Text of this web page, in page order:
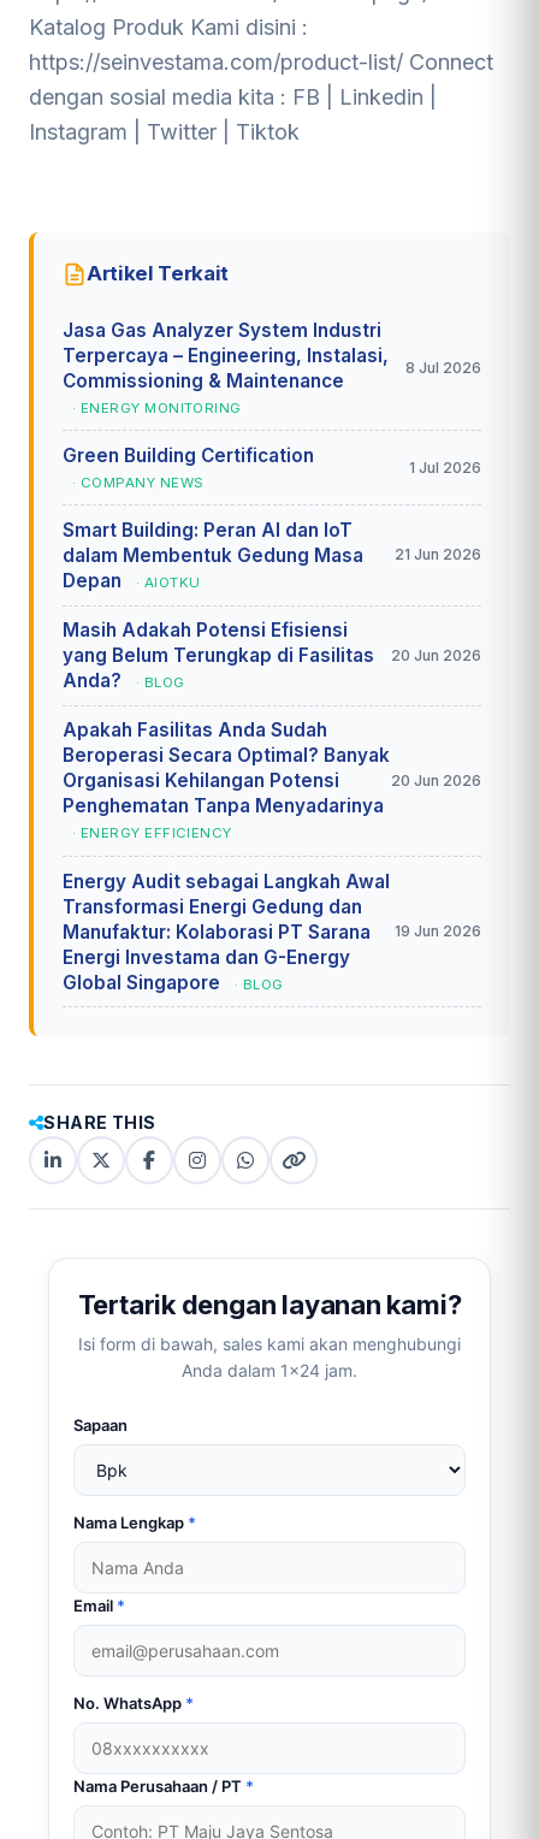
Katalog Produk Kami disini :
https://seinvestama.com/product-list/ Connect
dengan sosial media kita : FB Linkedin
Instagram
Twitter Tiktok
Artikel Terkait
Jasa Gas Analyzer System Industri
Terpercaya – Engineering, Instalasi,
Commissioning & Maintenance
· ENERGY MONITORING
8 Jul 2026
Green Building Certification
· COMPANY NEWS
1 Jul 2026
Smart Building: Peran AI dan IoT
dalam Membentuk Gedung Masa
Depan
· AIOTKU
21 Jun 2026
Masih Adakah Potensi Efisiensi
yang Belum Terungkap di Fasilitas
Anda?
· BLOG
20 Jun 2026
Apakah Fasilitas Anda Sudah
Beroperasi Secara Optimal? Banyak
Organisasi Kehilangan Potensi
Penghematan Tanpa Menyadarinya
· ENERGY EFFICIENCY
20 Jun 2026
Energy Audit sebagai Langkah Awal
Transformasi Energi Gedung dan
Manufaktur: Kolaborasi PT Sarana
Energi Investama dan G-Energy
Global Singapore
· BLOG
19 Jun 2026
SHARE THIS
LinkedIn
X
(Twitter)
FacebookInstagram
(copy
WhatsApp
Copy
link
Tertarik dengan layanan kami?
Isi form di bawah, sales kami akan menghubungi
Anda dalam 1×24 jam.
Sapaan
Nama Lengkap *
Email *
No. WhatsApp *
Nama Perusahaan / PT *